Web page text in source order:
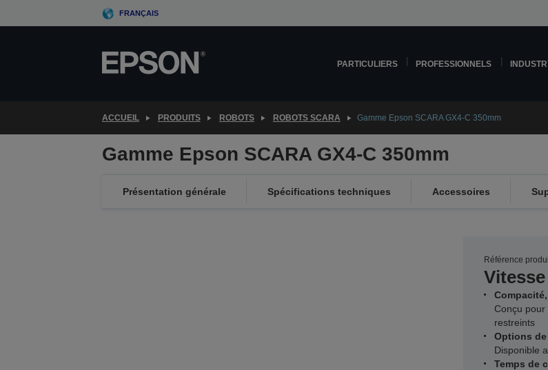
to
FRANÇAIS
PARTICULIERS PROFESSIONNELS
ACCUEIL PRODUITS ROBOTS ROBOTS SCARA Gamme Epson SCARA GX4-C 350mm
Gamme Epson SCARA GX4-C 350mm
Présentation générale Spécifications techniques Accessoires
Référence
Conçu pour
restreints
Options
Disponible
Temps de